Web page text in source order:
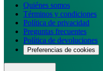
Quiénes somos
Términos y condiciones
Política de privacidad
Preguntas frecuentes
Política de devoluciones
Preferencias de cookies